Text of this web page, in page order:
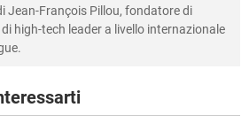
Jean-François Pillou, fondatore di
high-tech leader a livello internazionale